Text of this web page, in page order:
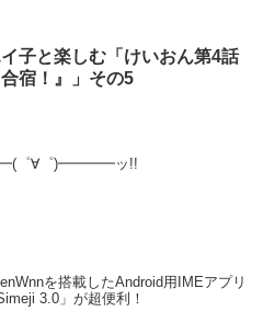
子と楽しむ「けいおん第4話
合宿！』」その5
゜∀゜)━━━━ッ!!
を搭載したAndroid用IMEアプリ
3.0」が超便利！